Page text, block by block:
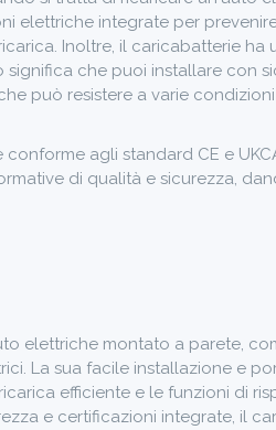
elettriche integrate per
Inoltre, il caricabatterie ha
che puoi installare con
può resistere a varie
agli standard CE e
di qualità e sicurezza,
elettriche montato a parete,
La sua facile installazione e
efficiente e le funzioni di
e certificazioni integrate, il